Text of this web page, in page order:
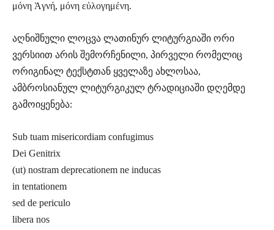
μόνη Ἁγνή, μόνη εὐλογημένη.
აღნიშნული ლოცვა ლათინურ ლიტურგიაში ორი
ვერსიით არის შემორჩენილი, პირველი რომელიც
ორიგინალ ტექსტთან ყველაზე ახლოსაა,
ამბროსიანულ ლიტურგიკულ ტრადიციაში დღემდე
გამოიყენება:
Sub tuam misericordiam confugimus
Dei Genitrix
(ut) nostram deprecationem ne inducas
in tentationem
sed de periculo
libera nos